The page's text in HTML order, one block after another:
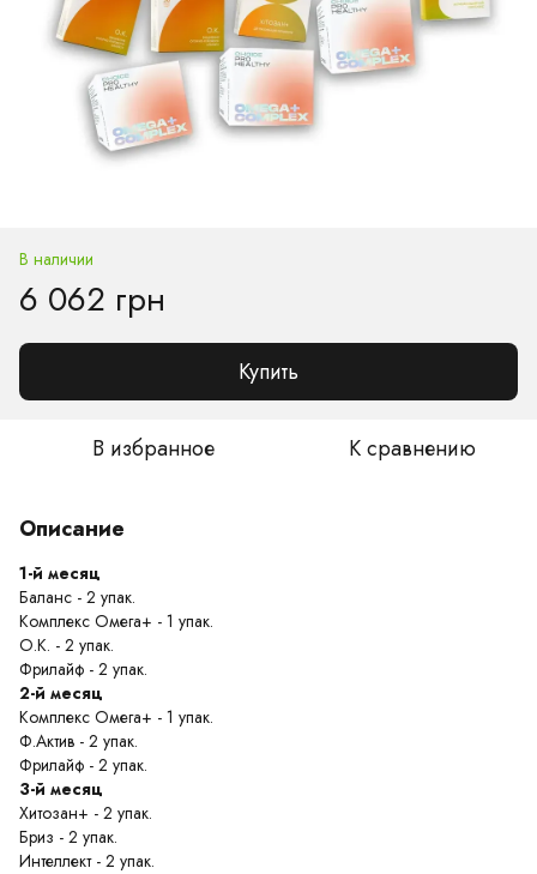
В наличии
6 062 грн
Купить
В избранное К сравнению
Описание
1-й месяц
Баланс - 2 упак.
Комплекс Омега+ - 1 упак.
О.К. - 2 упак.
Фрилайф - 2 упак.
2-й месяц
Комплекс Омега+ - 1 упак.
Ф.Актив - 2 упак.
Фрилайф - 2 упак.
3-й месяц
Хитозан+ - 2 упак.
Бриз - 2 упак.
Интеллект - 2 упак.